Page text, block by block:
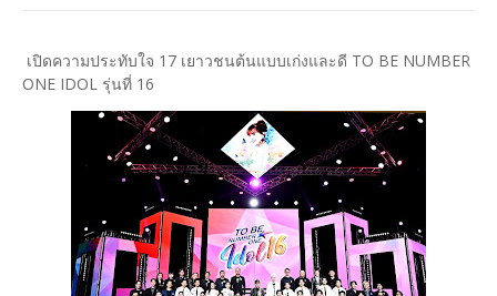
เปิดความประทับใจ 17 เยาวชนต้นแบบเก่งและดี TO BE NUMBER
ONE IDOL รุ่นที่ 16